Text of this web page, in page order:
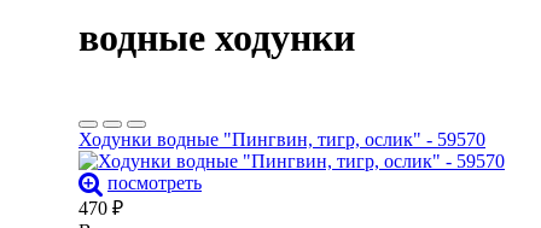
водные ходунки
Ходунки водные "Пингвин, тигр, ослик" - 59570
посмотреть
470 ₽